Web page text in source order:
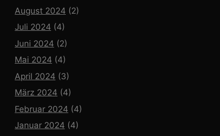
August 2024 (2)
Juli 2024 (4)
Juni 2024 (2)
Mai 2024 (4)
April 2024 (3)
März 2024 (4)
Februar 2024 (4)
Januar 2024 (4)